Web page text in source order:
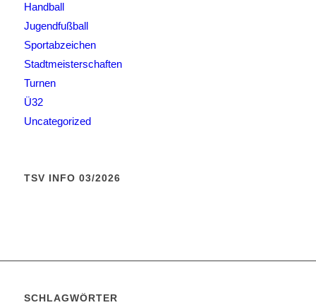
Handball
Jugendfußball
Sportabzeichen
Stadtmeisterschaften
Turnen
Ü32
Uncategorized
TSV INFO 03/2026
SCHLAGWÖRTER